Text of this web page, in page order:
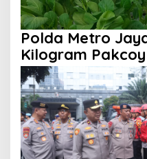
Polda Metro
Kilogram
Program Makan